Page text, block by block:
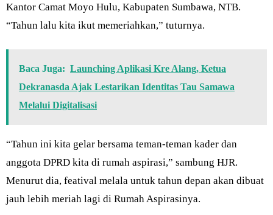
Kantor Camat Moyo Hulu, Kabupaten Sumbawa, NTB.
“Tahun lalu kita ikut memeriahkan,” tuturnya.
Baca Juga: Launching Aplikasi Kre Alang, Ketua
Dekranasda Ajak Lestarikan Identitas Tau Samawa
Melalui Digitalisasi
“Tahun ini kita gelar bersama teman-teman kader dan
anggota DPRD kita di rumah aspirasi,” sambung HJR.
Menurut dia, featival melala untuk tahun depan akan dibuat
jauh lebih meriah lagi di Rumah Aspirasinya.